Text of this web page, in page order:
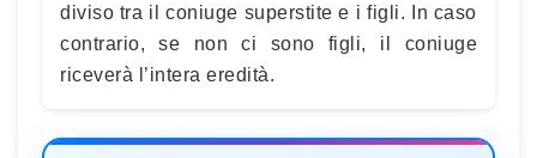
diviso tra il coniuge superstite e i figli. In caso
contrario, se non ci sono figli, il coniuge
riceverà l’intera eredità.